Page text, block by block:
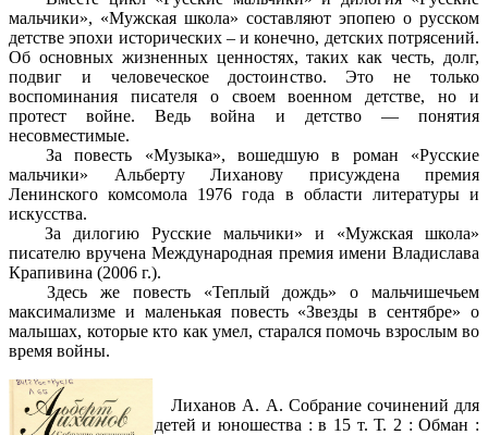
мальчики», «Мужская школа» составляют эпопею о русском
детстве эпохи исторических – и конечно, детских потрясений.
Об основных жизненных ценностях, таких как честь, долг,
подвиг и человеческое достоинство. Это не только
воспоминания писателя о своем военном детстве, но и
протест войне. Ведь война и детство — понятия
несовместимые.
За повесть «Музыка», вошедшую в роман «Русские
мальчики» Альберту Лиханову присуждена премия
Ленинского комсомола 1976 года в области литературы и
искусства.
За дилогию Русские мальчики» и «Мужская школа»
писателю вручена Международная премия имени Владислава
Крапивина (2006 г.).
Здесь же повесть «Теплый дождь» о мальчишечьем
максимализме и маленькая повесть «Звезды в сентябре» о
малышах, которые кто как умел, старался помочь взрослым во
время войны.
Лиханов А. А. Собрание сочинений для
детей и юношества : в 15 т. Т. 2 : Обман :